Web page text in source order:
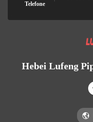
Telefone
Hebei Lufeng